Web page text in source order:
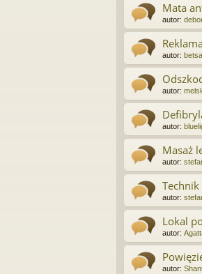
Mata
autor:
autor: betsa
autor:
autor:
Masaż
autor:
autor:
Lokal
autor:
autor: